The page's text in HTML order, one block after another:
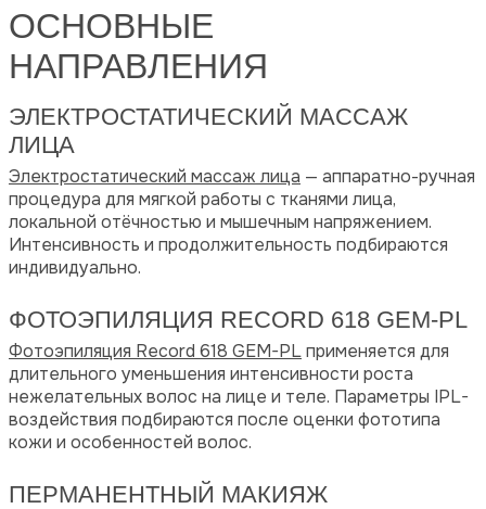
ОСНОВНЫЕ
НАПРАВЛЕНИЯ
ЭЛЕКТРОСТАТИЧЕСКИЙ МАССАЖ
ЛИЦА
Электростатический массаж лица — аппаратно-ручная
процедура для мягкой работы с тканями лица,
локальной отёчностью и мышечным напряжением.
Интенсивность и продолжительность подбираются
индивидуально.
ФОТОЭПИЛЯЦИЯ RECORD 618 GEM-PL
Фотоэпиляция Record 618 GEM-PLприменяется для
длительного уменьшения интенсивности роста
нежелательных волос на лице и теле. Параметры IPL-
воздействия подбираются после оценки фототипа
кожи и особенностей волос.
ПЕРМАНЕНТНЫЙ МАКИЯЖ